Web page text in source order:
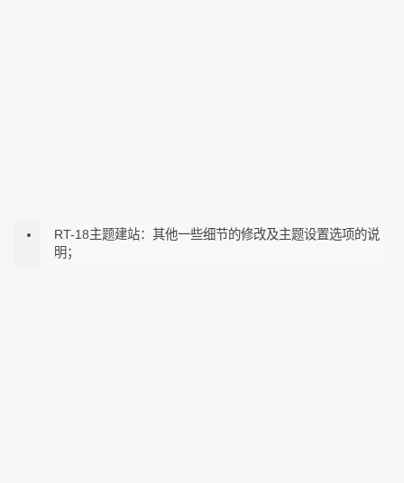
RT-18主题建站：其他一些细节的修改及主题设置选项的说
明；